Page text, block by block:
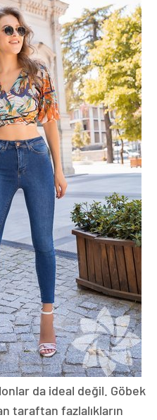
da ideal değil. Göbek
taraftan fazlalıkların